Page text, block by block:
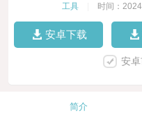
工具 时间：
安卓下载
安
简介